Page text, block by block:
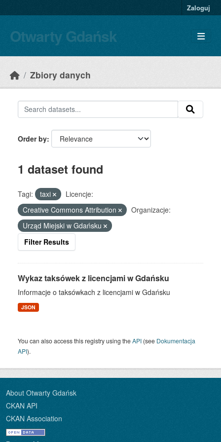
Zaloguj
Otwarty Gdańsk
Zbiory danych
Order by
1 dataset found
Tagi: taxi
Licencje:
Creative Commons Attribution
Organizacje:
Urząd Miejski w Gdańsku
Filter Results
Wykaz taksówek z licencjami w Gdańsku
Informacje o taksówkach z licencjami w Gdańsku
JSON
You can also access this registry using theAPI (see Dokumentacja
API).
About Otwarty Gdańsk
CKAN API
CKAN Association